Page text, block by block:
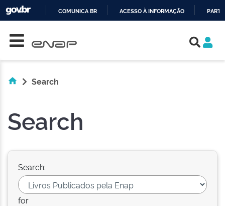
COMUNICA BR ACESSO À INFORMAÇÃO
Search
Search
Search:
for